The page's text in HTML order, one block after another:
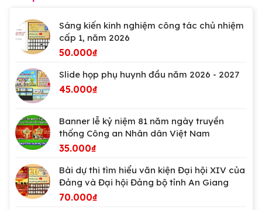
Sáng kiến kinh nghiệm công tác chủ nhiệm
cấp 1, năm 2026
50.000₫
Slide họp phụ huynh đầu năm 2026 - 2027
45.000₫
Banner lễ kỷ niệm 81 năm ngày truyền
thống Công an Nhân dân Việt Nam
35.000₫
Bài dự thi tìm hiểu văn kiện Đại hội XIV của
Đảng và Đại hội Đảng bộ tỉnh An Giang
70.000₫